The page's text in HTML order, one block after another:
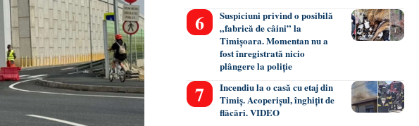
Suspiciuni privind o posibilă
„fabrică de câini” la
Timișoara. Momentan nu a
fost înregistrată nicio
plângere la poliție
Incendiu la o casă cu etaj din
Timiș. Acoperișul, înghițit de
flăcări. VIDEO